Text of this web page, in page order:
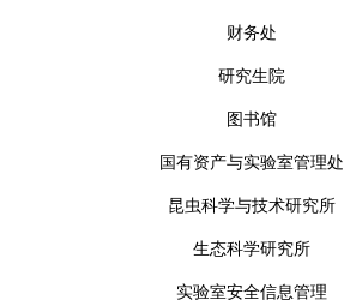
财务处
研究生院
图书馆
国有资产与实验室管理处
昆虫科学与技术研究所
生态科学研究所
实验室安全信息管理